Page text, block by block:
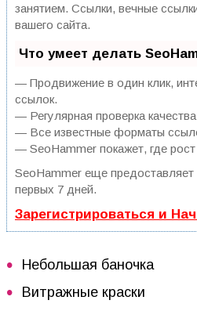
занятием. Ссылки, вечные
вашего сайта.
Что умеет делать
— Продвижение в один клик,
ссылок.
— Регулярная проверка
— Все известные форматы
— SeoHammer покажет, где
SeoHammer еще
первых 7 дней.
Зарегистрироваться и
Небольшая баночка
Витражные краски